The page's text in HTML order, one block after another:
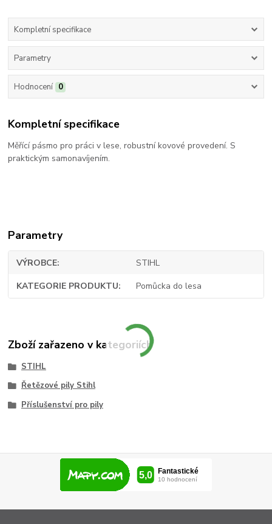
Kompletní specifikace
Parametry
Hodnocení 0
Kompletní specifikace
Měřící pásmo pro práci v lese, robustní kovové provedení. S
praktickým samonavíjením.
Parametry
VÝROBCE STIHL
KATEGORIE PRODUKTU Pomůcka do lesa
Zboží zařazeno v kategoriích
STIHL
Řetězové pily Stihl
Příslušenství pro pily